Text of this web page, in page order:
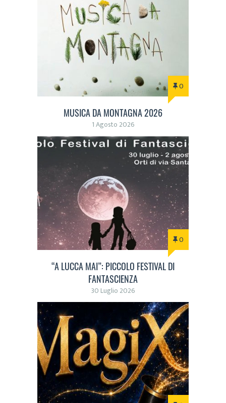
0
MUSICA DA MONTAGNA 2026
1 Agosto 2026
0
“A LUCCA MAI”: PICCOLO FESTIVAL DI
FANTASCIENZA
30 Luglio 2026